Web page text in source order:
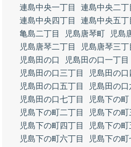
連島中央一丁目
連島中央二丁
連島中央四丁目
連島中央五丁
亀島二丁目
児島唐琴町
児島
児島唐琴二丁目
児島唐琴三丁
児島田の口
児島田の口一丁目
児島田の口三丁目
児島田の口
児島田の口五丁目
児島田の口
児島田の口七丁目
児島下の町
児島下の町二丁目
児島下の町
児島下の町四丁目
児島下の町
児島下の町六丁目
児島下の町